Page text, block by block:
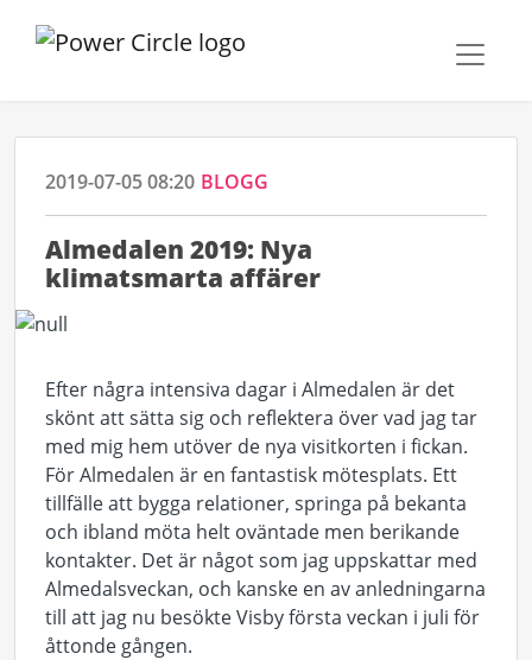
2019-07-05 08:20 BLOGG
Almedalen 2019: Nya
klimatsmarta affärer
Efter några intensiva dagar i Almedalen är det
skönt att sätta sig och reflektera över vad jag tar
med mig hem utöver de nya visitkorten i fickan.
För Almedalen är en fantastisk mötesplats. Ett
tillfälle att bygga relationer, springa på bekanta
och ibland möta helt oväntade men berikande
kontakter. Det är något som jag uppskattar med
Almedalsveckan, och kanske en av anledningarna
till att jag nu besökte Visby första veckan i juli för
åttonde gången.